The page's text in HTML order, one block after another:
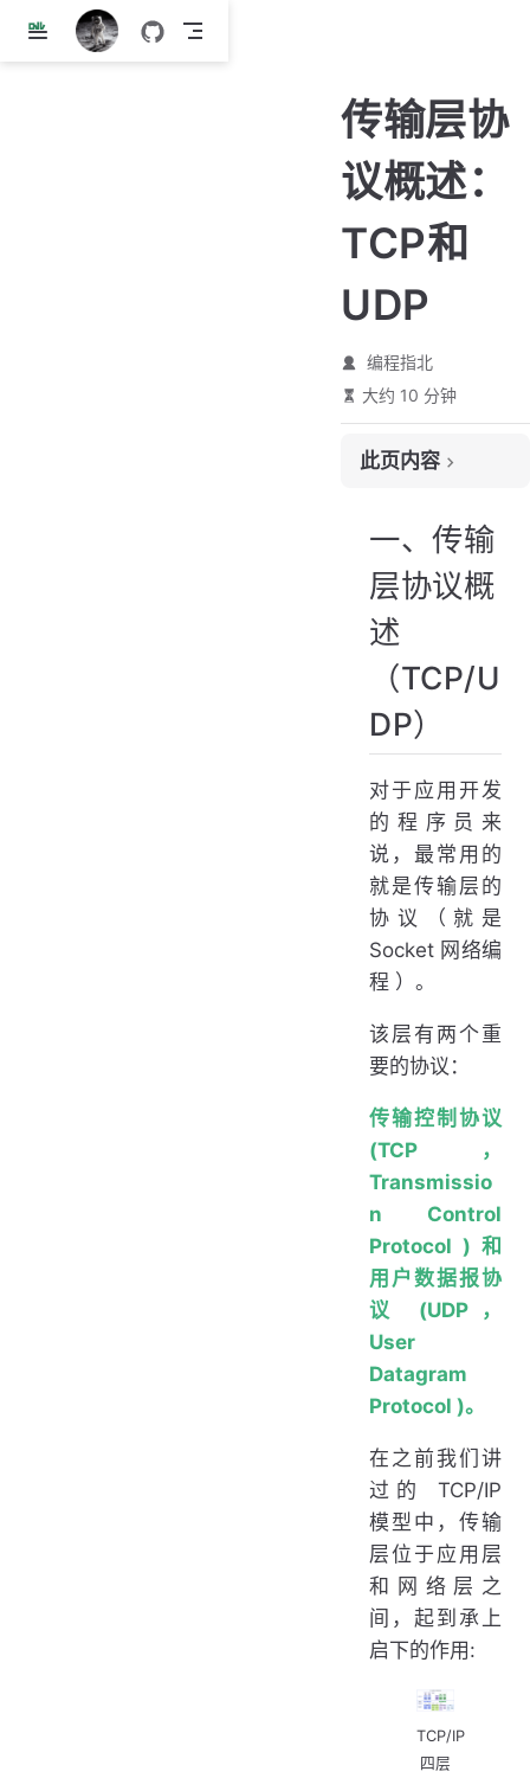
跳
至
传输层协
议概述：
TCP和
UDP
编程指北
大约 10 分钟
此页内容
三、多路复用和多路分解
四、端口分类
一、传输
层协议概
述
（TCP/U
DP）
对于应用开发
的程序员来
说，最常用的
就是传输层的
协议（就是
Socket 网络编
程 ）。
该层有两个重
要的协议：
传输控制协议
(TCP，
Transmissio
n Control
Protocol ) 和
用户数据报协
议 (UDP，
User
Datagram
Protocol )。
在之前我们讲
过的 TCP/IP
模型中，传输
层位于应用层
和网络层之
间，起到承上
启下的作用:
TCP/IP
四层